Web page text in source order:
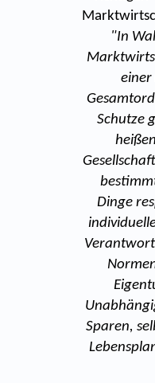
"In
einer
Schutze
Dinge
Sparen,